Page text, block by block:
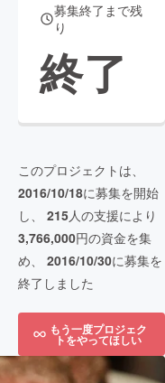
募集終了まで残
り
終了
このプロジェクトは、
2016/10/18に募集を開始
し、 215人の支援により
3,766,000円の資金を集
め、 2016/10/30に募集を
終了しました
もう一度プロジェク
トをやってほしい